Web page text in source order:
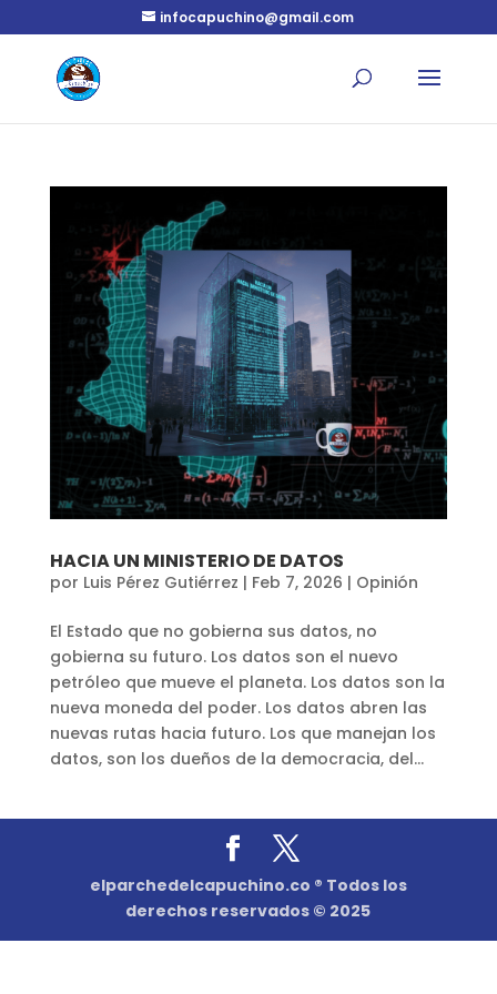
infocapuchino@gmail.com
HACIA UN MINISTERIO DE DATOS
por Luis Pérez Gutiérrez | Feb 7, 2026 | Opinión
El Estado que no gobierna sus datos, no
gobierna su futuro. Los datos son el nuevo
petróleo que mueve el planeta. Los datos son la
nueva moneda del poder. Los datos abren las
nuevas rutas hacia futuro. Los que manejan los
datos, son los dueños de la democracia, del...
elparchedelcapuchino.co ® Todos los
derechos reservados © 2025